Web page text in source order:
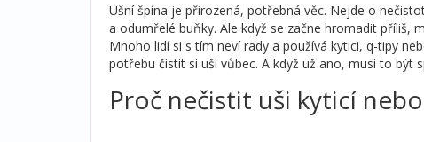
Ušní špína je přirozená, potřebná věc. Nejde o
a odumřelé buňky. Ale když se začne hromadit příliš,
Mnoho lidí si s tím neví rady a používá kytici, q-tipy
potřebu čistit si uši vůbec. A když už ano, musí to být
Proč nečistit uši kyticí